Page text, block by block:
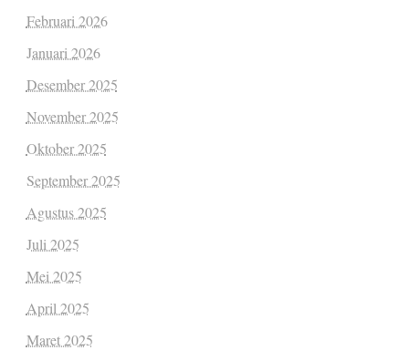
Februari 2026
Januari 2026
Desember 2025
November 2025
Oktober 2025
September 2025
Agustus 2025
Juli 2025
Mei 2025
April 2025
Maret 2025